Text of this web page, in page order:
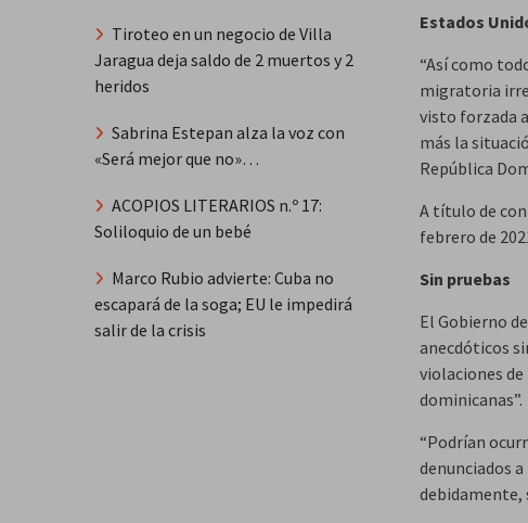
Estados
“Así como
migratoria
visto forzada
más la
República
A título de
febrero de
Sin pruebas
El Gobierno
anecdóticos
violaciones
dominicanas”.
“Podrían
denunciados
debidamente,
Tiroteo en un negocio de Villa
Jaragua deja saldo de 2 muertos y 2
heridos
Sabrina Estepan alza la voz con
«Será mejor que no»…
ACOPIOS LITERARIOS n.º 17:
Soliloquio de un bebé
Marco Rubio advierte: Cuba no
escapará de la soga; EU le impedirá
salir de la crisis